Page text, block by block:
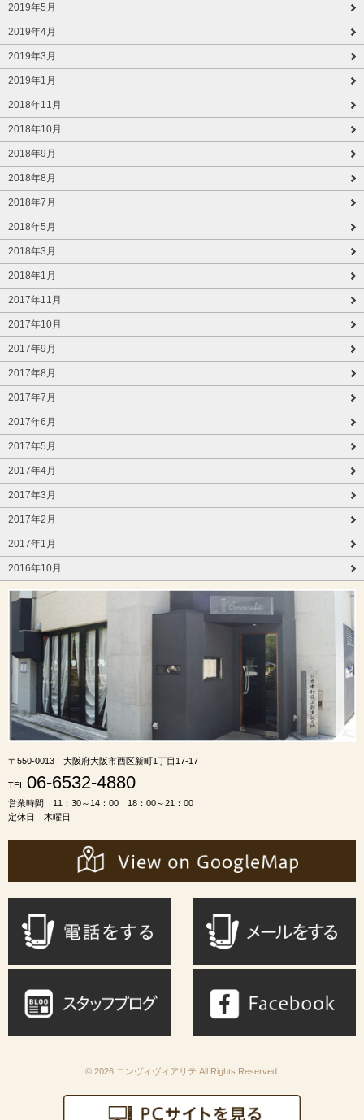
2019年5月
2019年4月
2019年3月
2019年1月
2018年11月
2018年10月
2018年9月
2018年8月
2018年7月
2018年5月
2018年3月
2018年1月
2017年11月
2017年10月
2017年9月
2017年8月
2017年7月
2017年6月
2017年5月
2017年4月
2017年3月
2017年2月
2017年1月
2016年10月
〒550-0013 大阪府大阪市西区新町1丁目17-17
TEL:06-6532-4880
営業時間 11：30～14：00 18：00～21：00
定休日 木曜日
© 2026 コンヴィヴィアリテ All Rights Reserved.